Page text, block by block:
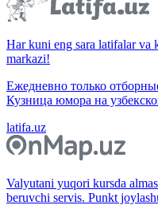
Har kuni eng sara latifalar va
markazi!
Ежедневно только
Кузница юмора на
latifa.uz
Valyutani yuqori kursda
beruvchi servis. Punkt